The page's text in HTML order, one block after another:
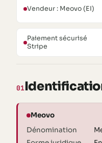
Vendeur : Meovo (EI)
Paiement sécurisé
Stripe
01
Meovo
Dénomination